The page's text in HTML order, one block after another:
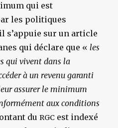
qui est
les politiques
s’appuie sur un article
qui déclare que « les
qui vivent dans la
à un revenu garanti
assurer le minimum
aux conditions
du RGC est indexé